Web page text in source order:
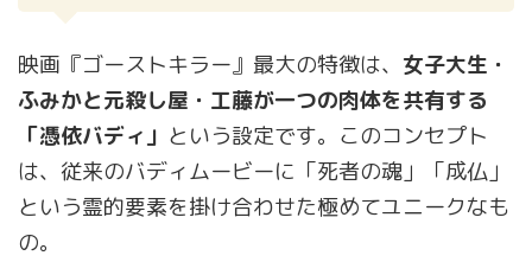
映画『ゴーストキラー』最大の特徴は、 女子大生・
ふみかと元殺し屋・工藤が一つの肉体を共有する
「憑依バディ」 という設定です。このコンセプト
は、従来のバディムービーに「死者の魂」「成仏」
という霊的要素を掛け合わせた極めてユニークなも
の。